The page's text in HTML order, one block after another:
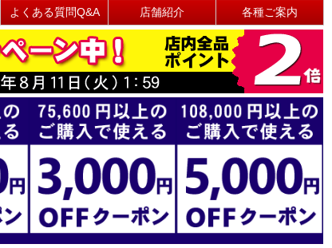
よくある質問Q&A 店舗紹介 各種ご案内